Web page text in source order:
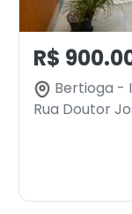
R$
Bertioga -
Rua Doutor